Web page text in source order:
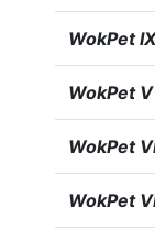
WokPet IX
WokPet V
WokPet
WokPet